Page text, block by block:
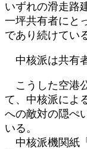
いずれの滑走路
一坪共有者にと
であり続けてい
中核派は共有
こうした空港
て、中核派によ
への敵対の隠ぺ
いる。
中核派機関紙